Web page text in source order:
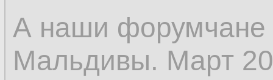
А наши форумчане
Мальдивы. Март